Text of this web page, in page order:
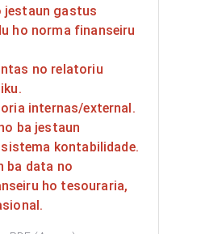
jestaun gastus
ho norma finanseiru
no relatoriu
internas/external.
ba jestaun
kontabilidade.
ba data no
ho tesouraria,